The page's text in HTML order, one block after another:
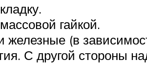
гайкой.
(в
С другой стороны